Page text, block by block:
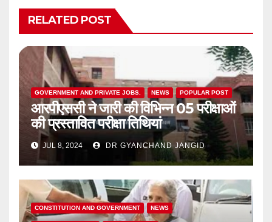
RELATED POST
GOVERNMENT AND PRIVATE JOBS. NEWS POPULAR POST
आरपीएससी ने जारी की विभिन्न 05 परीक्षाओं
की प्रस्तावित परीक्षा तिथियां
JUL 8, 2024 DR GYANCHAND JANGID
CONSTITUTION AND GOVERNMENT NEWS